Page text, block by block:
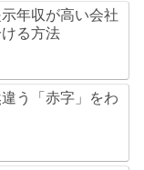
年収が高い会社
る方法
う「赤字」をわ